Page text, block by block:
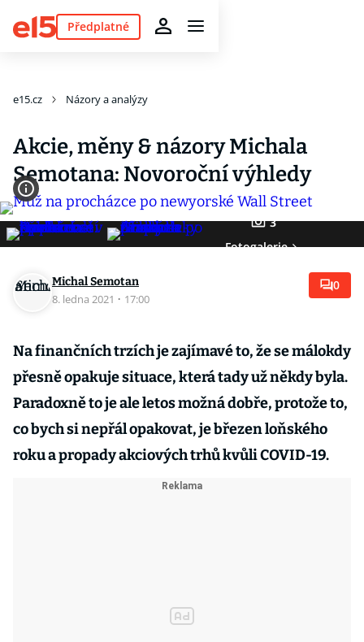
Předplatné
e15.cz Názory a analýzy
Akcie, měny & názory Michala
Semotana: Novoroční výhledy
3
Fotogalerie
Michal Semotan
8. ledna 2021 · 17:00
0
Na finančních trzích je zajímavé to, že se málokdy
přesně opakuje situace, která tady už někdy byla.
Paradoxně to je ale letos možná dobře, protože to,
co bych si nepřál opakovat, je březen loňského
roku a propady akciových trhů kvůli COVID-19.